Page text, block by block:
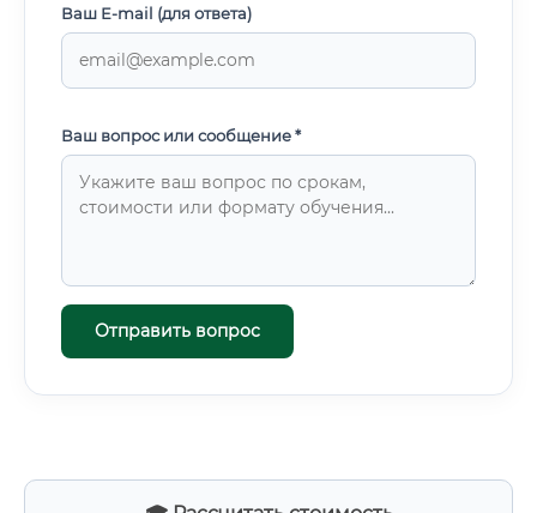
Ваш E-mail (для ответа)
Ваш вопрос или сообщение *
Отправить вопрос